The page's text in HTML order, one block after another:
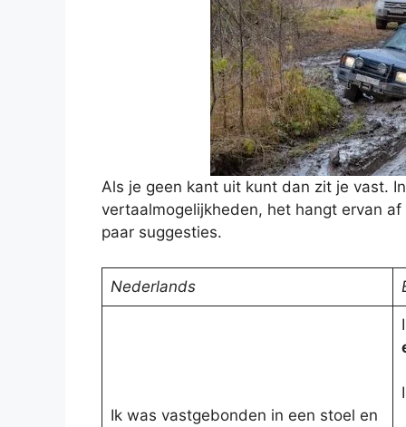
Als je geen kant uit kunt dan zit je vast.
vertaalmogelijkheden, het hangt ervan
paar suggesties.
Nederlands
Ik was vastgebonden in een stoel en